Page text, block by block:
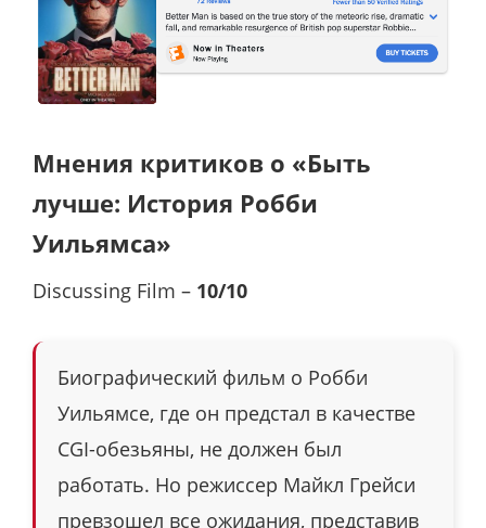
Мнения критиков о «Быть
лучше: История Робби
Уильямса»
Discussing Film – 10/10
Биографический фильм о Робби
Уильямсе, где он предстал в качестве
CGI-обезьяны, не должен был
работать. Но режиссер Майкл Грейси
превзошел все ожидания, представив